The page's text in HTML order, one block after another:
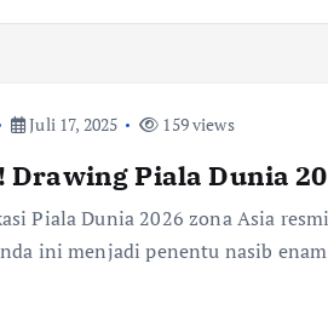
Juli 17, 2025 159 views
Drawing Piala Dunia
Piala Dunia 2026 zona Asia
ini menjadi penentu nasib